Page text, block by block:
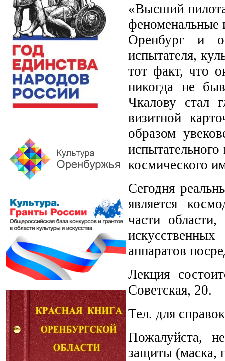
«Высший
феноменальные
Оренбург и
испытателя,
тот факт, что
никогда не
Чкалову стал
визитной
образом
космического
Сегодня
является
части
аппаратов
Лекция
Советская, 20.
Тел. для
Пожалуйста,
защиты